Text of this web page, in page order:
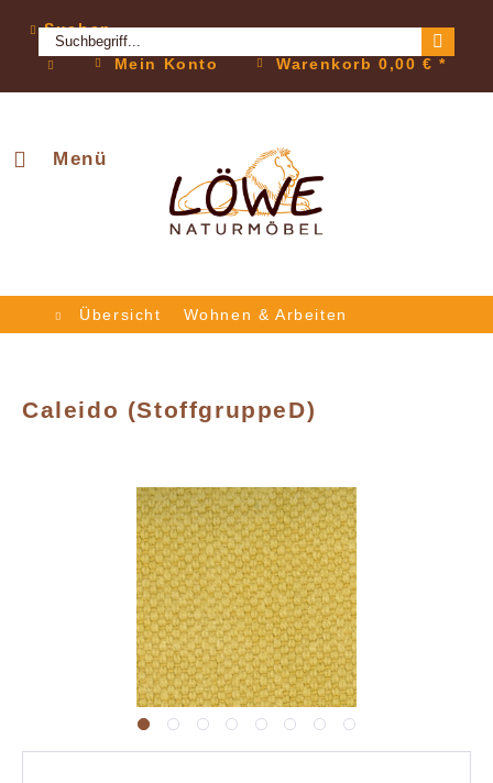
Suchen
Mein Konto
Warenkorb0,00 € *
Menü
Übersicht Wohnen & Arbeiten
Caleido (StoffgruppeD)